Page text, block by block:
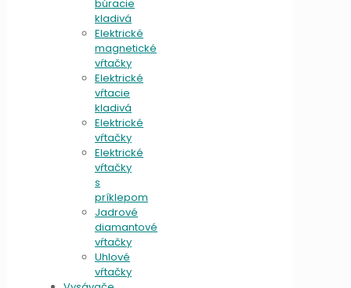
búracie
kladivá
Elektrické
magnetické
vŕtačky
Elektrické
vŕtacie
kladivá
Elektrické
vŕtačky
Elektrické
vŕtačky
s
príklepom
Jadrové
diamantové
vŕtačky
Uhlové
vŕtačky